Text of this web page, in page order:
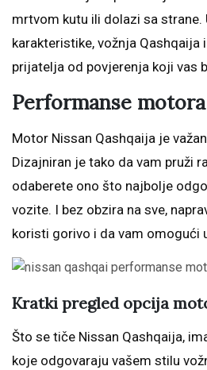
mrtvom kutu ili dolazi sa strane.
karakteristike, vožnja Qashqaija
prijatelja od povjerenja koji vas
Performanse
Motor Nissan Qashqaija je
Dizajniran je tako da vam pruži
odaberete ono što najbolje
vozite. I bez obzira na sve,
koristi gorivo i da vam omogući
Kratki pregled opcija
Što se tiče Nissan Qashqaija,
koje odgovaraju vašem stilu